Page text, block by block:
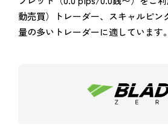
動売買）トレーダー、スキャルピン
量の多いトレーダーに適しています。